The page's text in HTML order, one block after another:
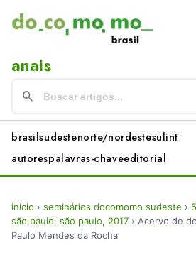
anais
brasilsudestenorte/nordestesulint
autorespalavras-chaveeditorial
início › seminários docomomo sudeste ›
são paulo, são paulo, 2017 › Acervo de
Paulo Mendes da Rocha